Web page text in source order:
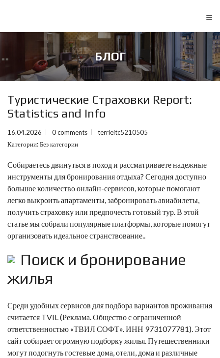
≡
БЛОГ
Туристические Страховки Report:
Statistics and Info
16.04.2026 0 comments
terrieitc5210505
Категории:Без категории
Собираетесь двинуться в поход и рассматриваете надежные
инструменты для бронирования отдыха? Сегодня доступно
большое количество онлайн-сервисов, которые помогают
легко выкроить апартаменты, забронировать авиабилеты,
получить страховку или предпочесть готовый тур. В этой
статье мы собрали популярные платформы, которые помогут
организовать идеальное странствование..
Поиск и бронирование
жилья
Среди удобных сервисов для подбора вариантов проживания
считается TVIL(Реклама. Общество с ограниченной
ответственностью «ТВИЛ СОФТ». ИНН 9731077781). Этот
сайт собирает огромную подборку жилья. Путешественники
могут подогнуть гостевые дома, отели, дома и различные